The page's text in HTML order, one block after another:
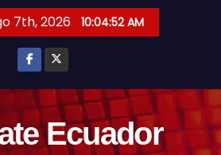
7th, 2026 10:04:53 AM
Ecuador